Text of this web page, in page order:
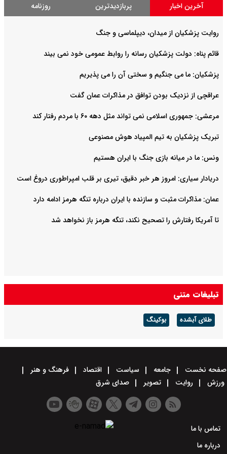
آخرین اخبار پربازدیدترین روزنامه
روایت‌ پزشکیان از میدان، دیپلماسی و جنگ
قائم پناه: دولت پزشکیان رسانه را روابط عمومی خود نمی بیند
پزشکیان: ما می جنگیم و سختی آن را می پذیریم
عراقچی از نزدیک بودن توافق در مذاکرات عمان گفت
مرعشی: جمهوری اسلامی نمی تواند مثل دهه ۶۰ با مردم رفتار کند
تبریک پزشکیان به تیم المپیاد هوش مصنوعی
ونس: ما در میانه بازی جنگ با ایران هستیم
دریادار سیاری: امروز هر خبر دقیق، تیری بر قلب امپراطوری دروغ است
عمان: مذاکرات مثبت و سازنده با ایران درباره تنگه هرمز ادامه دارد
تا آمریکا رفتارش را تصحیح نکند، تنگه هرمز باز نخواهد شد
تبلیغات متنی
طلای آبشده بوکینگ
صفحه نخست جامعه سیاست اقتصاد
فرهنگ و هنر
ورزش
روایت تصویر صدای شرق
تماس با ما
درباره ما